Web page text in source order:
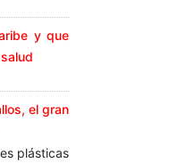
y que
el gran
plásticas